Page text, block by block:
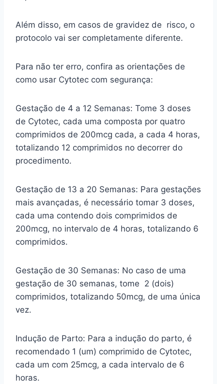
Além disso, em casos de gravidez de risco, o
protocolo vai ser completamente diferente.
Para não ter erro, confira as orientações de
como usar Cytotec com segurança:
Gestação de 4 a 12 Semanas: Tome 3 doses
de Cytotec, cada uma composta por quatro
comprimidos de 200mcg cada, a cada 4 horas,
totalizando 12 comprimidos no decorrer do
procedimento.
Gestação de 13 a 20 Semanas: Para gestações
mais avançadas, é necessário tomar 3 doses,
cada uma contendo dois comprimidos de
200mcg, no intervalo de 4 horas, totalizando 6
comprimidos.
Gestação de 30 Semanas: No caso de uma
gestação de 30 semanas, tome 2 (dois)
comprimidos, totalizando 50mcg, de uma única
vez.
Indução de Parto: Para a indução do parto, é
recomendado 1 (um) comprimido de Cytotec,
cada um com 25mcg, a cada intervalo de 6
horas.